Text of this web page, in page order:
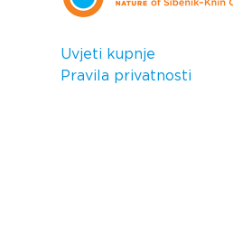
Uvjeti kupnje
Pravila privatnosti